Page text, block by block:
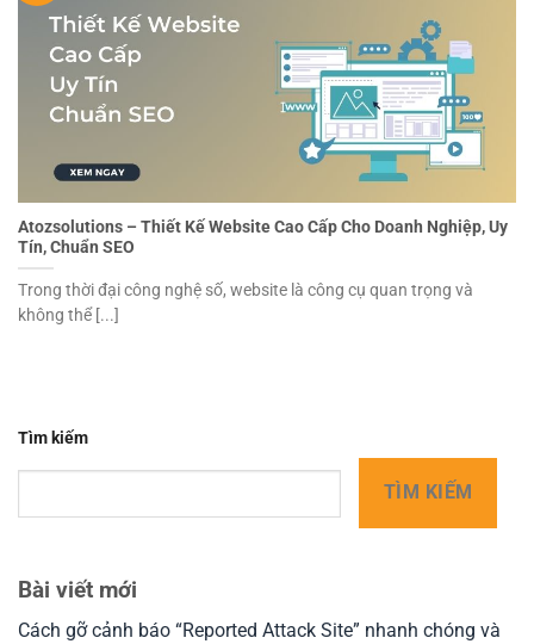
Atozsolutions – Thiết Kế Website Cao Cấp Cho Doanh Nghiệp, Uy
Tín, Chuẩn SEO
Trong thời đại công nghệ số, website là công cụ quan trọng và
không thể [...]
Tìm kiếm
TÌM KIẾM
Bài viết mới
Cách gỡ cảnh báo “Reported Attack Site” nhanh chóng và